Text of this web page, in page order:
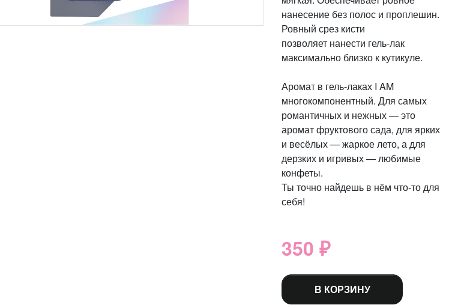
нанесение без полос и проплешин.
Ровный срез кисти
позволяет нанести гель-лак
максимально близко к кутикуле.
Аромат в гель-лаках I AM
многокомпонентный. Для самых
романтичных и нежных — это
аромат фруктового сада, для ярких
и весёлых — жаркое лето, а для
дерзких и игривых — любимые
конфеты.
Ты точно найдешь в нём что-то для
себя!
350 ₽
В КОРЗИНУ